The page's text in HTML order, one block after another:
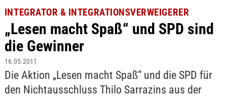
INTEGRATOR & INTEGRATIONSVERWEIGERER
„Lesen macht Spaß“ und SPD sind
die Gewinner
16.05.2011
Die Aktion „Lesen macht Spaß“ und die SPD für
den Nichtausschluss Thilo Sarrazins aus der